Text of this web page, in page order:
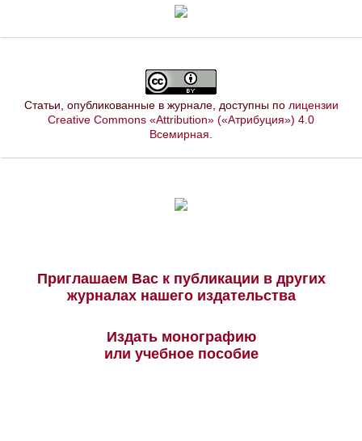
Статьи, опубликованные в журнале, доступны по лицензии
Creative Commons «Attribution» («Атрибуция») 4.0
Всемирная
Приглашаем Вас к публикации в других
журналах нашего издательства
Издать монографию
или учебное пособие